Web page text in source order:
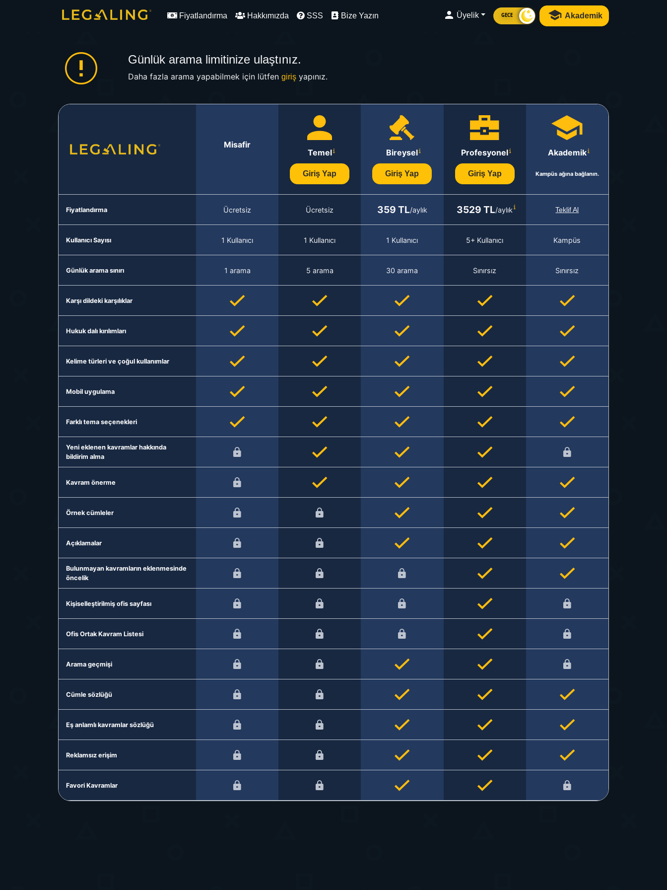
Fiyatlandırma Hakkımızda SSS Bize Yazın Üyelik GECE Akademik
Günlük arama limitinize ulaştınız.
Daha fazla arama yapabilmek için lütfen girişyapınız.
Misafir
Temel
Giriş Yap
Bireysel
Giriş Yap
Profesyonel
Giriş Yap
Akademik
Kampüs ağına bağlanın.
Fiyatlandırma Ücretsiz Ücretsiz 359 TL/aylık 3529 TL/aylık Teklif Al
Kullanıcı Sayısı 1 Kullanıcı 1 Kullanıcı 1 Kullanıcı 5+ Kullanıcı Kampüs
Günlük arama sınırı 1 arama 5 arama 30 arama Sınırsız Sınırsız
Karşı dildeki karşılıklar
Hukuk dalı kırılımları
Kelime türleri ve çoğul kullanımlar
Mobil uygulama
Farklı tema seçenekleri
Yeni eklenen kavramlar hakkında
bildirim alma
Kavram önerme
Örnek cümleler
Açıklamalar
Bulunmayan kavramların eklenmesinde
öncelik
Kişiselleştirilmiş ofis sayfası
Ofis Ortak Kavram Listesi
Arama geçmişi
Cümle sözlüğü
Eş anlamlı kavramlar sözlüğü
Reklamsız erişim
Favori Kavramlar